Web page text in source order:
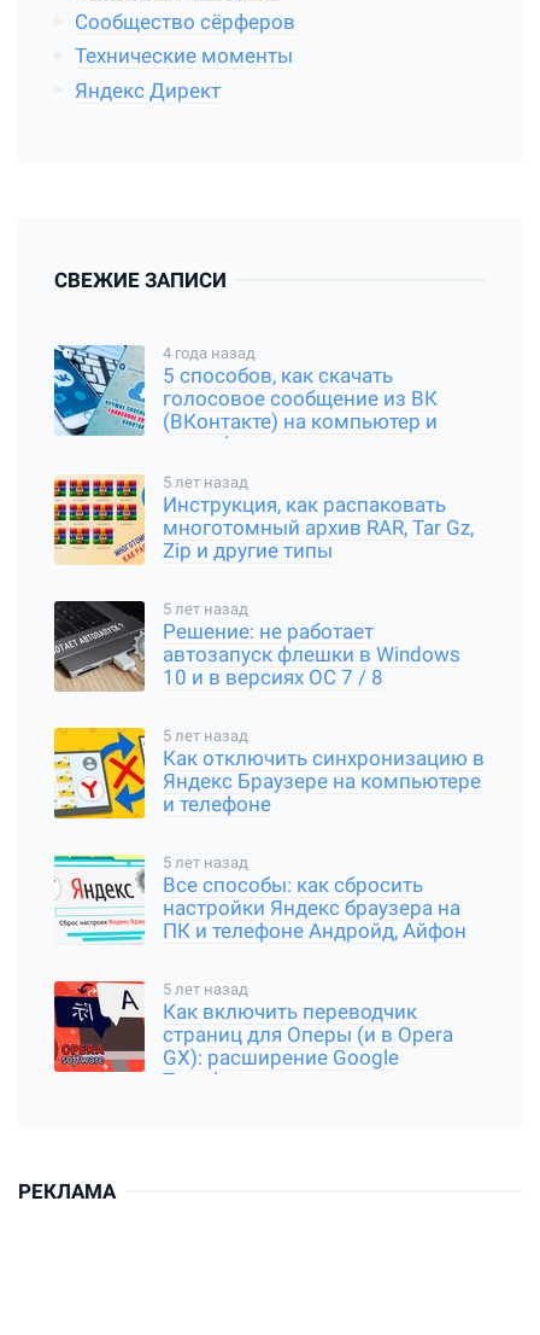
Сообщество сёрферов
Технические моменты
Яндекс Директ
СВЕЖИЕ ЗАПИСИ
4 года назад
5 способов, как скачать
голосовое сообщение из ВК
(ВКонтакте) на компьютер и
смартфон
5 лет назад
Инструкция, как распаковать
многотомный архив RAR, Tar Gz,
Zip и другие типы
5 лет назад
Решение: не работает
автозапуск флешки в Windows
10 и в версиях ОС 7 / 8
5 лет назад
Как отключить синхронизацию в
Яндекс Браузере на компьютере
и телефоне
5 лет назад
Все способы: как сбросить
настройки Яндекс браузера на
ПК и телефоне Андройд, Айфон
5 лет назад
Как включить переводчик
страниц для Оперы (и в Opera
GX): расширение Google
Translator
РЕКЛАМА